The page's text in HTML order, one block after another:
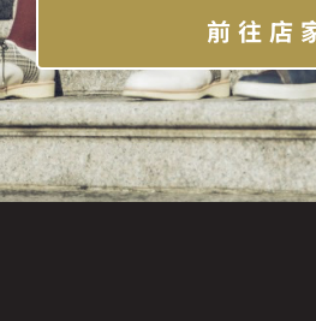
前往店